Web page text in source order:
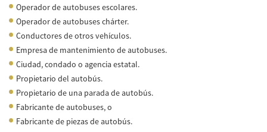
Elementos del Caso de Accidentes de
Camiones
Estrategias Para Ganar su Caso de Accidente
Lesiones Comunes
Partes Responsables en los Accidentes de
Camión
Operador de autobuses escolares.
Operador de autobuses chárter.
Conductores de otros vehículos.
Empresa de mantenimiento de autobuses.
Ciudad, condado o agencia estatal.
Propietario del autobús.
Propietario de una parada de autobús.
Fabricante de autobuses, o
Fabricante de piezas de autobús.